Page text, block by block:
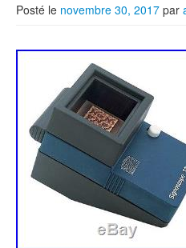
Posté le novembre 30, 2017 par